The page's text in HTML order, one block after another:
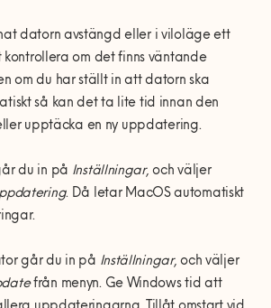
datorn avstängd eller i viloläge ett
om det finns väntande
om du har ställt in att datorn ska
så kan det ta lite tid innan den
upptäcka en ny uppdatering.
du in på Inställningar, och väljer
. Då letar MacOS automatiskt
går du in på Inställningar, och väljer
från menyn. Ge Windows tid att